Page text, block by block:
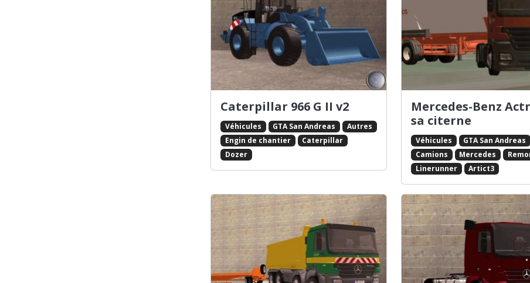
Caterpillar 966 G II v2
Véhicules GTA San Andreas
Autres
Engin de chantier
Caterpillar
Dozer
Mercedes-Benz
sa citerne
Véhicules
GTA San Andreas
Camions
Mercedes
Linerunner
Artict3